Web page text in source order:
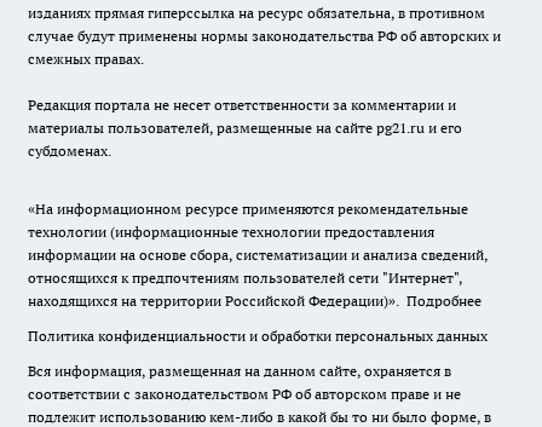
изданиях прямая гиперссылка на ресурс обязательна, в противном
случае будут применены нормы законодательства РФ об авторских и
смежных правах.
Редакция портала не несет ответственности за комментарии и
материалы пользователей, размещенные на сайте pg21.ru и его
субдоменах.
«На информационном ресурсе применяются рекомендательные
технологии (информационные технологии предоставления
информации на основе сбора, систематизации и анализа сведений,
относящихся к предпочтениям пользователей сети "Интернет",
находящихся на территории Российской Федерации)». Подробнее
Политика конфиденциальности и обработки персональных данных
Вся информация, размещенная на данном сайте, охраняется в
соответствии с законодательством РФ об авторском праве и не
подлежит использованию кем-либо в какой бы то ни было форме, в